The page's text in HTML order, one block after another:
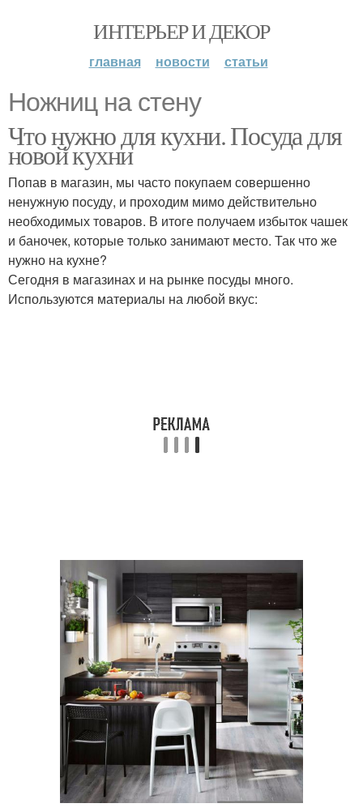
ИНТЕРЬЕР И ДЕКОР
главная новости статьи
Ножниц на стену
Что нужно для кухни. Посуда для
новой кухни
Попав в магазин, мы часто покупаем совершенно
ненужную посуду, и проходим мимо действительно
необходимых товаров. В итоге получаем избыток чашек
и баночек, которые только занимают место. Так что же
нужно на кухне?
Сегодня в магазинах и на рынке посуды много.
Используются материалы на любой вкус: